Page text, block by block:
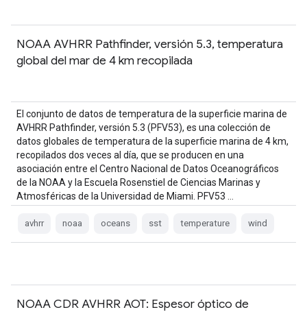
NOAA AVHRR Pathfinder, versión 5.3, temperatura
global del mar de 4 km recopilada
El conjunto de datos de temperatura de la superficie marina de
AVHRR Pathfinder, versión 5.3 (PFV53), es una colección de
datos globales de temperatura de la superficie marina de 4 km,
recopilados dos veces al día, que se producen en una
asociación entre el Centro Nacional de Datos Oceanográficos
de la NOAA y la Escuela Rosenstiel de Ciencias Marinas y
Atmosféricas de la Universidad de Miami. PFV53 …
avhrr noaa oceans sst temperature wind
NOAA CDR AVHRR AOT: Espesor óptico de